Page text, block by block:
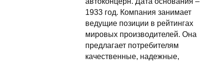
1933 год. Компания занимает
ведущие позиции в рейтингах
мировых производителей. Она
предлагает потребителям
качественные, надежные,